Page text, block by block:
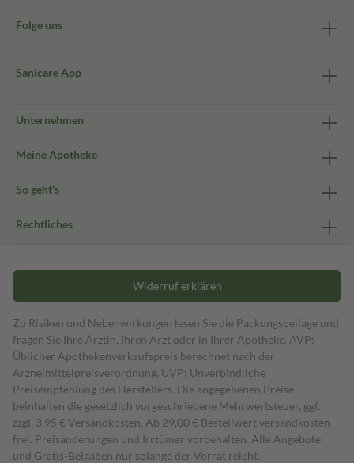
Folge uns
Sanicare App
Unternehmen
Meine Apotheke
So geht's
Rechtliches
Widerruf erklären
Zu Risiken und Nebenwirkungen lesen Sie die Packungsbeilage und
fragen Sie Ihre Ärztin, Ihren Arzt oder in Ihrer Apotheke. AVP:
Üblicher Apothekenverkaufspreis berechnet nach der
Arzneimittelpreisverordnung. UVP: Unverbindliche
Preisempfehlung des Herstellers. Die angegebenen Preise
beinhalten die gesetzlich vorgeschriebene Mehrwertsteuer, ggf.
zzgl. 3,95 € Versandkosten. Ab 29,00 € Bestell­wert versand­kosten­
frei. Preisänderungen und Irrtümer vorbehalten. Alle Angebote
und Gratis-Beigaben nur solange der Vorrat reicht.